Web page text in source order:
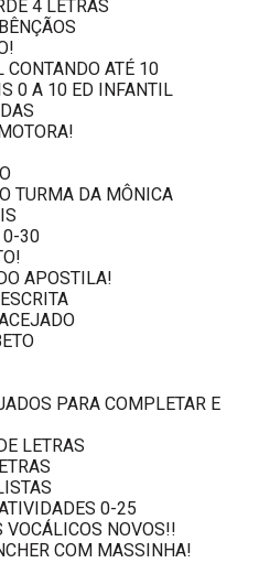
4 LETRAS
CONTANDO ATÉ 10
0 A 10 ED INFANTIL
TURMA DA MÔNICA
0-30
APOSTILA!
PARA COMPLETAR E
LETRAS
0-25
VOCÁLICOS NOVOS!!
COM MASSINHA!